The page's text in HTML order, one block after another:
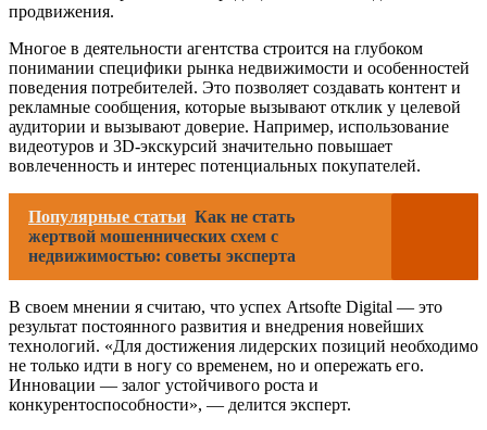
продвижения.
Многое в деятельности агентства строится на глубоком
понимании специфики рынка недвижимости и особенностей
поведения потребителей. Это позволяет создавать контент и
рекламные сообщения, которые вызывают отклик у целевой
аудитории и вызывают доверие. Например, использование
видеотуров и 3D-экскурсий значительно повышает
вовлеченность и интерес потенциальных покупателей.
Популярные статьи Как не стать
жертвой мошеннических схем с
недвижимостью: советы эксперта
В своем мнении я считаю, что успех Artsofte Digital — это
результат постоянного развития и внедрения новейших
технологий. «Для достижения лидерских позиций необходимо
не только идти в ногу со временем, но и опережать его.
Инновации — залог устойчивого роста и
конкурентоспособности», — делится эксперт.